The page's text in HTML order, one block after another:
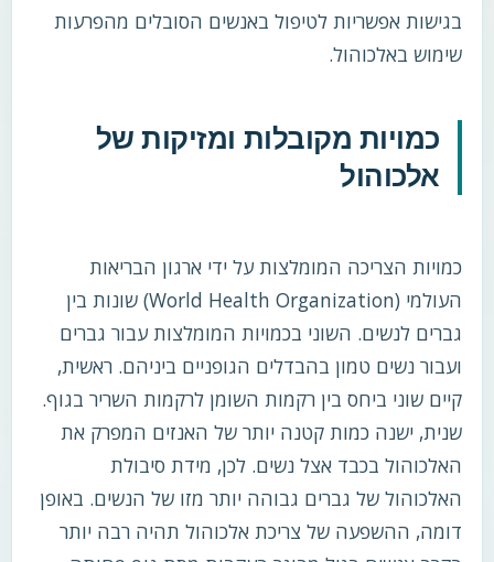
בגישות אפשריות לטיפול באנשים הסובלים מהפרעות
שימוש באלכוהול.
כמויות מקובלות ומזיקות של
אלכוהול
כמויות הצריכה המומלצות על ידי ארגון הבריאות
העולמי (World Health Organization) שונות בין
גברים לנשים. השוני בכמויות המומלצות עבור גברים
ועבור נשים טמון בהבדלים הגופניים ביניהם. ראשית,
קיים שוני ביחס בין רקמות השומן לרקמות השריר בגוף.
שנית, ישנה כמות קטנה יותר של האנזים המפרק את
האלכוהול בכבד אצל נשים. לכן, מידת סיבולת
האלכוהול של גברים גבוהה יותר מזו של הנשים. באופן
דומה, ההשפעה של צריכת אלכוהול תהיה רבה יותר